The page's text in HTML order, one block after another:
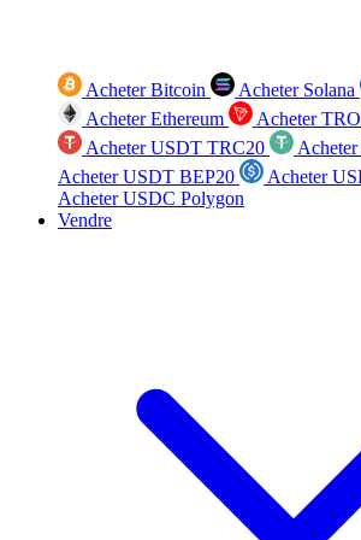
Acheter Bitcoin Acheter Solana
Acheter Ethereum
Acheter
Acheter USDT TRC20
Acheter USDT BEP20
Acheter
Acheter USDC Polygon
Vendre